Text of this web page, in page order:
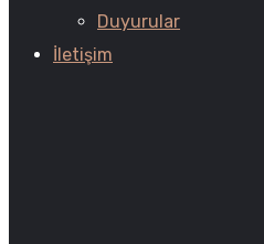
Duyurular
İletişim